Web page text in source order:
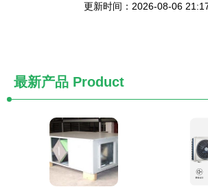
更新时间：2026-08-06
最新产品 Product